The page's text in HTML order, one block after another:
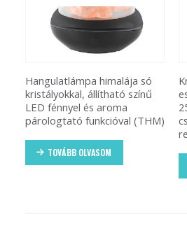
Hangulatlámpa himalája só
kristályokkal, állítható színű
LED fénnyel és aroma
párologtató funkcióval (THM)
TOVÁBB OLVASOM